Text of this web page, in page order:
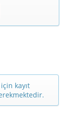
kayıt